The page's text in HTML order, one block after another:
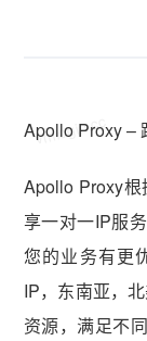
Apollo Proxy –
Apollo Proxy
享一对一IP服
您的业务有更
IP，东南亚，
资源，满足不
vmlogin.cc